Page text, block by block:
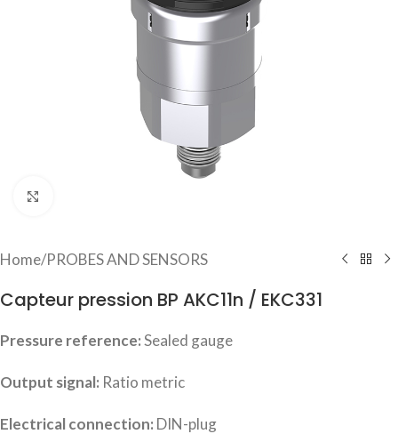
Home/PROBES AND SENSORS
Capteur pression BP AKC11n / EKC331
Pressure reference:Sealed gauge
Output signal: Ratio metric
Electrical connection: DIN-plug